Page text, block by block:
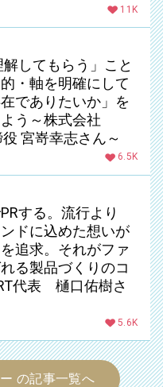
11K
してもらう」こと
・軸を明確にして
でありたいか」を
う～株式会社
宮嵜幸志さん～
6.5K
する。流行より
ドに込めた想いが
追求。それがファ
る製品づくりのコ
代表 樋口佑樹さ
5.6K
の記事一覧へ